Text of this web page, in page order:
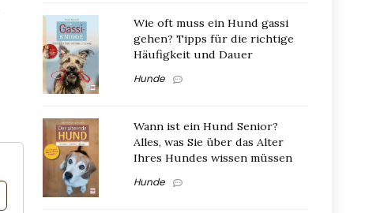
Wie oft muss ein Hund gassi
gehen? Tipps für die richtige
Häufigkeit und Dauer
Hunde
Wann ist ein Hund Senior?
Alles, was Sie über das Alter
Ihres Hundes wissen müssen
Hunde